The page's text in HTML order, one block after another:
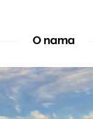
O nama